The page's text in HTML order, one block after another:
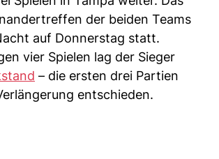
der beiden Teams
auf Donnerstag statt.
vier Spielen lag der Sieger
– die ersten drei Partien
entschieden.